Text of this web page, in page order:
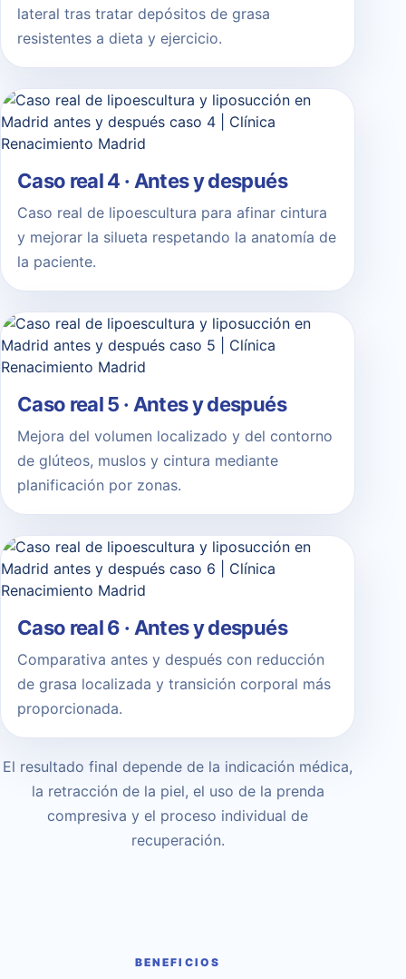
lateral tras tratar depósitos de grasa
resistentes a dieta y ejercicio.
Caso real 4 · Antes y después
Caso real de lipoescultura para afinar cintura
y mejorar la silueta respetando la anatomía de
la paciente.
Caso real 5 · Antes y después
Mejora del volumen localizado y del contorno
de glúteos, muslos y cintura mediante
planificación por zonas.
Caso real 6 · Antes y después
Comparativa antes y después con reducción
de grasa localizada y transición corporal más
proporcionada.
El resultado final depende de la indicación médica,
la retracción de la piel, el uso de la prenda
compresiva y el proceso individual de
recuperación.
BENEFICIOS